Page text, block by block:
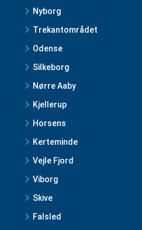
Nyborg
Trekantområdet
Odense
Silkeborg
Nørre Aaby
Kjellerup
Horsens
Kerteminde
Vejle Fjord
Viborg
Skive
Falsled